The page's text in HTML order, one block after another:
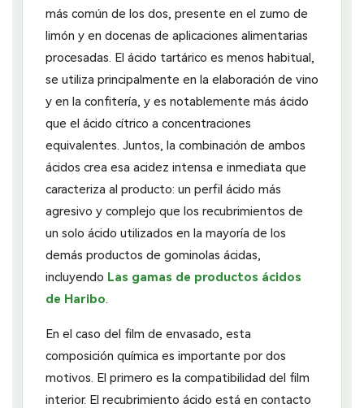
más común de los dos, presente en el zumo de
limón y en docenas de aplicaciones alimentarias
procesadas. El ácido tartárico es menos habitual,
se utiliza principalmente en la elaboración de vino
y en la confitería, y es notablemente más ácido
que el ácido cítrico a concentraciones
equivalentes. Juntos, la combinación de ambos
ácidos crea esa acidez intensa e inmediata que
caracteriza al producto: un perfil ácido más
agresivo y complejo que los recubrimientos de
un solo ácido utilizados en la mayoría de los
demás productos de gominolas ácidas,
incluyendo Las gamas de productos ácidos
de Haribo
En el caso del film de envasado, esta
composición química es importante por dos
motivos. El primero es la compatibilidad del film
interior. El recubrimiento ácido está en contacto